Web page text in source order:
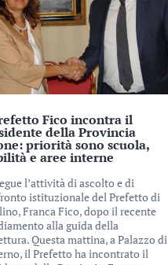
Fico incontra il
della Provincia
priorità sono scuola,
e aree interne
l’attività di ascolto e di
istituzionale del Prefetto di
Franca Fico, dopo il recente
alla guida della
Questa mattina, a Palazzo di
il Prefetto ha incontrato il